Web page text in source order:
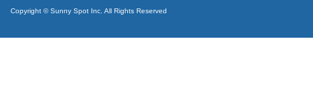
Copyright © Sunny Spot Inc. All Rights Reserved